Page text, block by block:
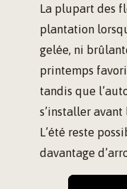
La plupart des
plantation
gelée, ni
printemps
tandis que
s’installer
L’été reste
davantage